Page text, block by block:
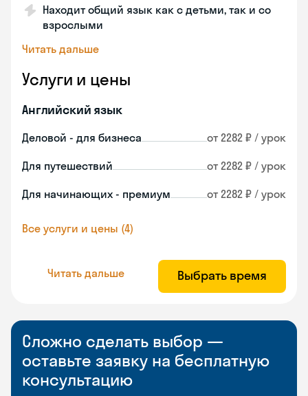
Находит общий язык как с детьми, так и со
взрослыми
Читать дальше
Услуги и цены
Английский язык
Деловой - для бизнеса от 2282 ₽ / урок
Для путешествий от 2282 ₽ / урок
Для начинающих - премиум от 2282 ₽ / урок
Все услуги и цены (4)
Читать дальше Выбрать время
Сложно сделать выбор —
оставьте заявку на бесплатную
консультацию